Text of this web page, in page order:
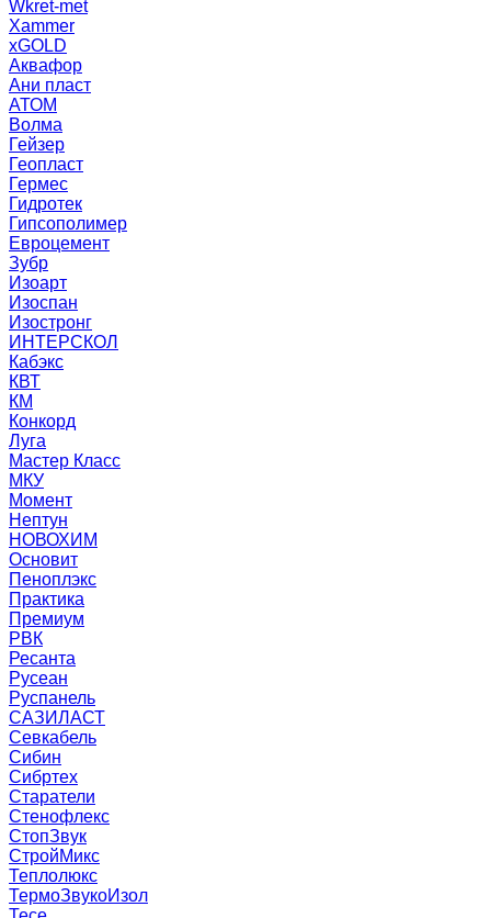
Wkret-met
Xammer
xGOLD
Аквафор
Ани пласт
АТОМ
Волма
Гейзер
Геопласт
Гермес
Гидротек
Гипсополимер
Евроцемент
Зубр
Изоарт
Изоспан
Изостронг
ИНТЕРСКОЛ
Кабэкс
КВТ
КМ
Конкорд
Луга
Мастер Класс
МКУ
Момент
Нептун
НОВОХИМ
Основит
Пеноплэкс
Практика
Премиум
РВК
Ресанта
Русеан
Руспанель
САЗИЛАСТ
Севкабель
Сибин
Сибртех
Старатели
Стенофлекс
СтопЗвук
СтройМикс
Теплолюкс
ТермоЗвукоИзол